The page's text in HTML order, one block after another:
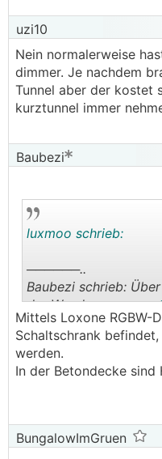
uzi10
Nein normalerweise
dimmer. Je nachdem
Tunnel aber der kostet
kurztunnel immer
Baubezi
.
luxmoo schrieb:
──────..
Baubezi schrieb:
der Wand
───────────────
Kenne mich jetzt
Schalter ist wohl
Trafotunnel?
Mittels Loxone RGBW-
Schaltschrank
werden.
In der Betondecke sind
BungalowImGruen